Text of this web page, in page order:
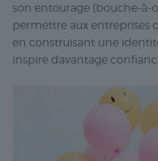
son entourage (bouche-à-
permettre aux entreprises
en construisant une
inspire davantage